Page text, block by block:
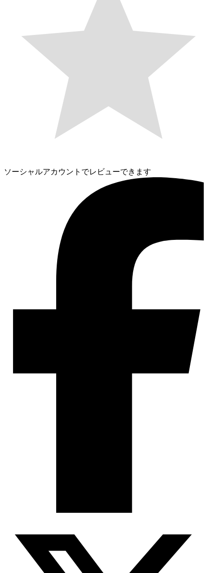
ソーシャルアカウントでレビューできます